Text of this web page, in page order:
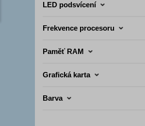
LED podsvícení
Frekvence procesoru
Paměť RAM
Grafická karta
Barva